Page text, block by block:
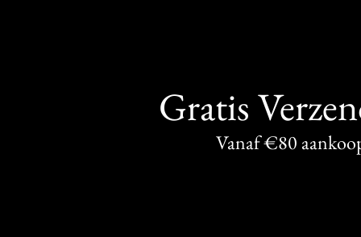
Gratis
Vanaf €80